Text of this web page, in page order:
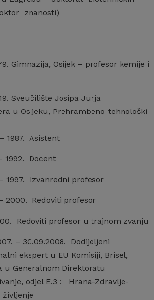
znanosti)
Gimnazija, Osijek – profesor kemije i
Sveučilište Josipa Jurja
u Osijeku, Prehrambeno-tehnološki
1987. Asistent
1992. Docent
1997. Izvanredni profesor
2000. Redoviti profesor
Redoviti profesor u trajnom zvanju
– 30.09.2008. Dodijeljeni
ekspert u EU Komisiji, Brisel,
u Generalnom Direktoratu
odjel E.3 : Hrana-Zdravlje-
življenje